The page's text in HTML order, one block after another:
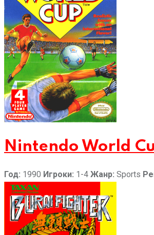
Nintendo World
Год: 1990 Игроки: 1-4 Жанр: Sports